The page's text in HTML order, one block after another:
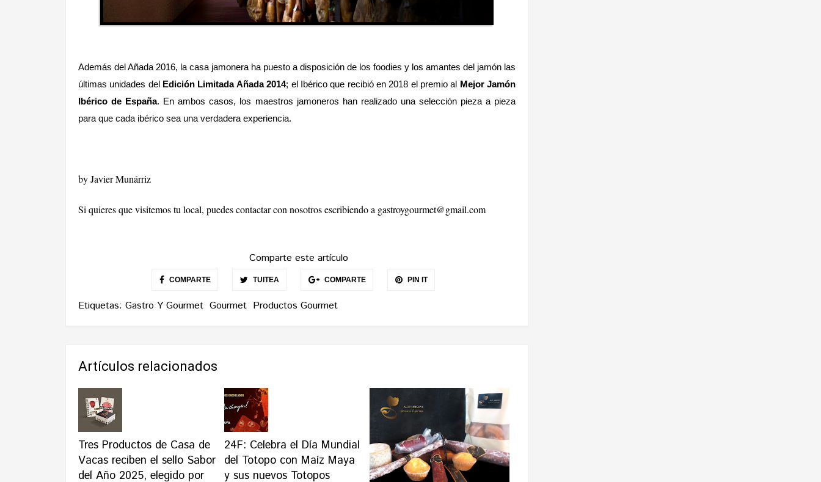
Además del Añada 2016, la casa jamonera ha puesto a disposición de los foodies y los amantes del jamón las
últimas unidades del Edición Limitada Añada 2014; el Ibérico que recibió en 2018 el premio al Mejor Jamón
Ibérico de España. En ambos casos, los maestros jamoneros han realizado una selección pieza a pieza
para que cada ibérico sea una verdadera experiencia.
by Javier Munárriz
Si quieres que visitemos tu local, puedes contactar con nosotros escribiendo a gastroygourmet@gmail.com
Comparte este artículo
COMPARTE TUITEA COMPARTE PIN IT
Etiquetas: Gastro Y Gourmet Gourmet Productos Gourmet
Artículos relacionados
Tres Productos de Casa de
Vacas reciben el sello Sabor
del Año 2025, elegido por
24F: Celebra el Día Mundial
del Totopo con Maíz Maya
y sus nuevos Totopos